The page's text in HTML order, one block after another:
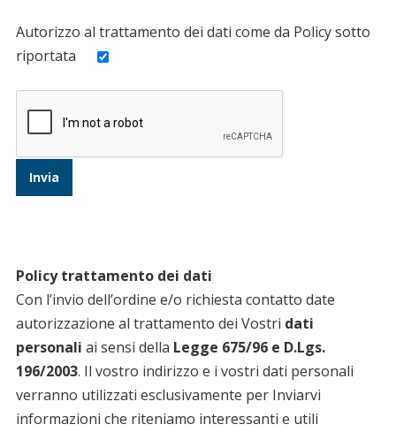
Autorizzo al trattamento dei dati come da Policy sotto
riportata
Policy trattamento dei dati
Con l’invio dell’ordine e/o richiesta contatto date
autorizzazione al trattamento dei Vostri dati
personali ai sensi della Legge 675/96 e D.Lgs.
196/2003. Il vostro indirizzo e i vostri dati personali
verranno utilizzati esclusivamente per Inviarvi
informazioni che riteniamo interessanti e utili